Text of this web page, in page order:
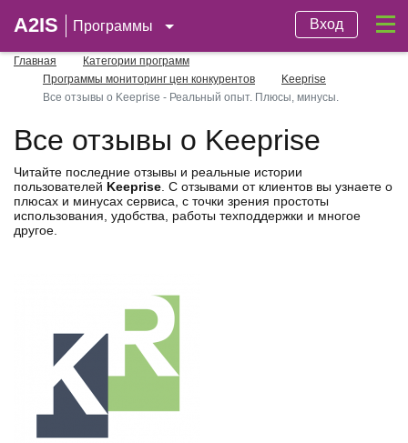
A2IS Программы Вход
Главная
Категории программ
Программы мониторинг цен конкурентов
Keeprise
Все отзывы о Keeprise - Реальный опыт. Плюсы, минусы.
Все отзывы о Keeprise
Читайте последние отзывы и реальные истории
пользователей Keeprise . С отзывами от клиентов вы узнаете о
плюсах и минусах сервиса, с точки зрения простоты
использования, удобства, работы техподдержки и многое
другое.